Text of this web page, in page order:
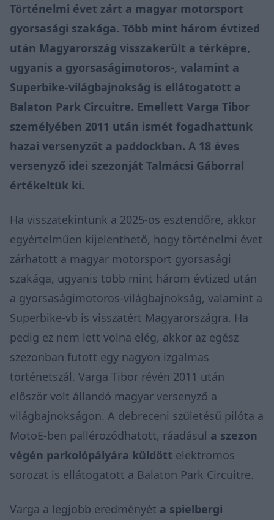
Történelmi évet zárt a magyar motorsport
gyorsasági szakága. Több mint három évtized
után Magyarország visszakerült a térképre,
ugyanis a gyorsaságimotoros-, valamint a
Superbike-­világbajnokság is ellátogatott a
Balaton Park Circuitre. Emellett Varga Tibor
személyében 2011 után ismét fogadhattunk
hazai versenyzőt a paddockban. A 18 éves
versenyző idei szezonját Talmácsi Gáborral
értékeltük ki.
Ha visszatekintünk a 2025-ös esztendő­re, akkor
egyértelműen kijelenthető, hogy történelmi évet
zárhatott a magyar motorsport gyorsasági
szakága, ugyanis több mint három évtized után
a gyorsaságimotoros-világbajnokság, valamint a
Superbike-vb is visszatért Magyarországra. Ha
pedig ez nem lett volna elég, akkor az egész
szezonban futott egy nagyon izgalmas
történetszál. Varga Tibor révén 2011 után
először volt állandó magyar ver­senyző a
világbajnokságon. A deb­receni születésű pilóta a
MotoE-ben pallérozódhatott, ráadásul a szezon
végén parkolópályára küldött elektromos
sorozat is ellátogatott a Balaton Park Circuitre.
Varga a legjobb eredményét a spielbergi